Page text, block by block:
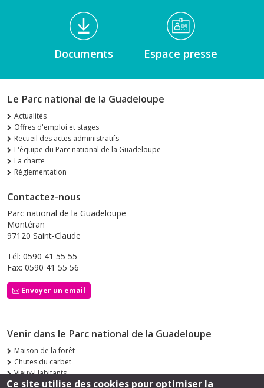
Documents Espace presse
Le Parc national de la Guadeloupe
Actualités
Offres d'emploi et stages
Recueil des actes administratifs
L'équipe du Parc national de la Guadeloupe
La charte
Réglementation
Contactez-nous
Parc national de la Guadeloupe
Montéran
97120 Saint-Claude
Tél: 0590 41 55 55
Fax: 0590 41 55 56
Envoyer un email
Venir dans le Parc national de la Guadeloupe
Maison de la forêt
Chutes du carbet
Vieux-Habitants
Siège de Saint-Claude
Ce site utilise des cookies pour optimiser la